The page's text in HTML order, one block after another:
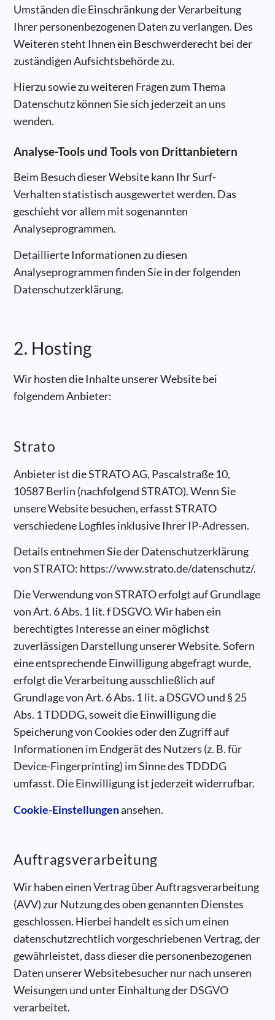
Umständen die Einschränkung der Verarbeitung
Ihrer personenbezogenen Daten zu verlangen. Des
Weiteren steht Ihnen ein Beschwerderecht bei der
zuständigen Aufsichtsbehörde zu.
Hierzu sowie zu weiteren Fragen zum Thema
Datenschutz können Sie sich jederzeit an uns
wenden.
Analyse-Tools und Tools von Dritt­anbietern
Beim Besuch dieser Website kann Ihr Surf-
Verhalten statistisch ausgewertet werden. Das
geschieht vor allem mit sogenannten
Analyseprogrammen.
Detaillierte Informationen zu diesen
Analyseprogrammen finden Sie in der folgenden
Datenschutzerklärung.
2. Hosting
Wir hosten die Inhalte unserer Website bei
folgendem Anbieter:
Strato
Anbieter ist die STRATO AG, Pascalstraße 10,
10587 Berlin (nachfolgend STRATO). Wenn Sie
unsere Website besuchen, erfasst STRATO
verschiedene Logfiles inklusive Ihrer IP-Adressen.
Details entnehmen Sie der Datenschutzerklärung
von STRATO: https://www.strato.de/datenschutz/.
Die Verwendung von STRATO erfolgt auf Grundlage
von Art. 6 Abs. 1 lit. f DSGVO. Wir haben ein
berechtigtes Interesse an einer möglichst
zuverlässigen Darstellung unserer Website. Sofern
eine entsprechende Einwilligung abgefragt wurde,
erfolgt die Verarbeitung ausschließlich auf
Grundlage von Art. 6 Abs. 1 lit. a DSGVO und § 25
Abs. 1 TDDDG, soweit die Einwilligung die
Speicherung von Cookies oder den Zugriff auf
Informationen im Endgerät des Nutzers (z. B. für
Device-Fingerprinting) im Sinne des TDDDG
umfasst. Die Einwilligung ist jederzeit widerrufbar.
Cookie-Einstellungenansehen.
Auftragsverarbeitung
Wir haben einen Vertrag über Auftragsverarbeitung
(AVV) zur Nutzung des oben genannten Dienstes
geschlossen. Hierbei handelt es sich um einen
datenschutzrechtlich vorgeschriebenen Vertrag, der
gewährleistet, dass dieser die personenbezogenen
Daten unserer Websitebesucher nur nach unseren
Weisungen und unter Einhaltung der DSGVO
verarbeitet.